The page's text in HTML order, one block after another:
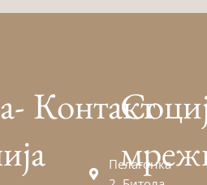
Контакт
Пелагонка